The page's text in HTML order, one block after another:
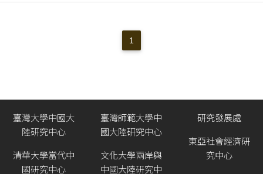
1
臺灣大學中國大
陸研究中心
清華大學當代中
國研究中心
臺灣師範大學中
國大陸研究中心
文化大學兩岸與
中國大陸研究中
研究發展處
東亞社會經濟研
究中心